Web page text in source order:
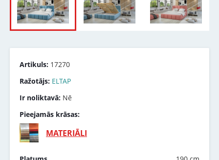
Artikuls: 17270
Ražotājs: ELTAP
Ir noliktavā: Nē
Pieejamās krāsas:
MATERIĀLI